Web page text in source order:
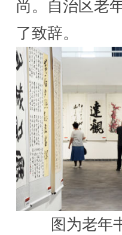
尚。自治区老
了致辞。
图为老年